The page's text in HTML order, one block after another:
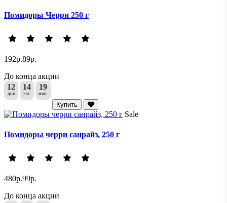
Помидоры Черри 250 г
192р.89р.
До конца акции
12
дня
14
час.
19
мин.
Купить
Sale
Помидоры черри санрайз, 250 г
480р.99р.
До конца акции